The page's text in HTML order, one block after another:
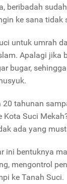
beribadah
ke sana tidak
untuk umrah
Apalagi jika
bugar,
20 tahunan
Kota Suci
ada yang
ini bentuknya
mengontrol
ke Tanah Suci.